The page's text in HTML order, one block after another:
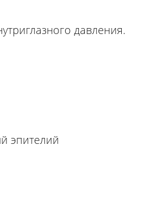
давления.
эпителий